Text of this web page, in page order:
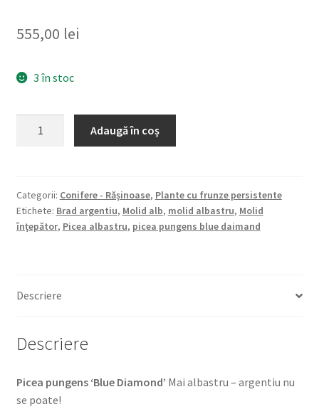
555,00 lei
3 în stoc
Diamond’
Adaugă în coș
Categorii: Conifere - Rășinoase, Plante cu frunze persistente
Etichete: Brad argentiu, Molid alb, molid albastru, Molid
înţepător, Picea albastru, picea pungens blue daimand
Descriere
Descriere
Picea pungens ‘Blue Diamond’ Mai albastru – argentiu nu
se poate!